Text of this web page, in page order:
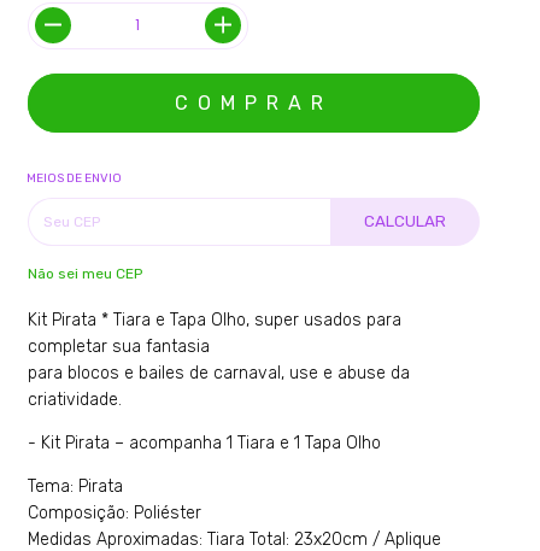
MEIOS DE ENVIO
CALCULAR
Não sei meu CEP
Kit Pirata * Tiara e Tapa Olho, super usados para
completar sua fantasia
para blocos e bailes de carnaval, use e abuse da
criatividade.
- Kit Pirata – acompanha 1 Tiara e 1 Tapa Olho
Tema: Pirata
Composição: Poliéster
Medidas Aproximadas: Tiara Total: 23x20cm / Aplique